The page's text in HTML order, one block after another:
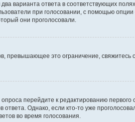
варианта ответа в соответствующих
при голосовании, с помощью
они проголосовали.
превышающее это ограничение, свяжитесь
перейдите к редактированию
Однако, если кто-то уже
во время голосования.